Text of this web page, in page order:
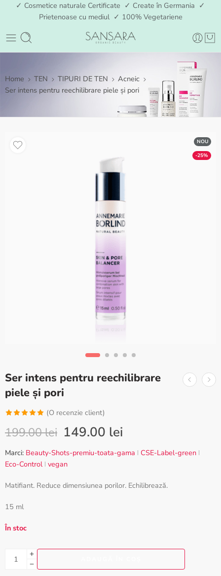
✓ Cosmetice naturale Certificate ✓ Create în Germania ✓
Prietenoase cu mediul ✓ 100% Vegetariene
Home TEN TIPURI DE TEN
Acneic
Ser intens pentru reechilibrare piele și pori
NOU
-25%
Ser intens pentru reechilibrare
piele și pori
5.00din 5
pe baza
unei singure
(O recenzie client)
199.00lei 149.00 lei
Marci: Beauty-Shots-premiu-toata-gama
CSE-Label-green
Eco-Control vegan
Matifiant. Reduce dimensiunea porilor. Echilibrează.
15 ml
În stoc